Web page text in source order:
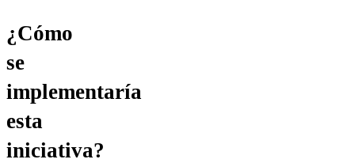
¿Cómo
se
implementaría
esta
iniciativa?